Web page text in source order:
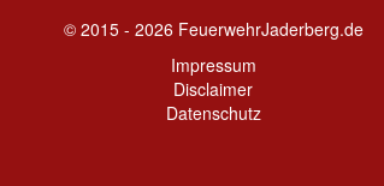
© 2015 - 2026 FeuerwehrJaderberg.de
Impressum
Disclaimer
Datenschutz